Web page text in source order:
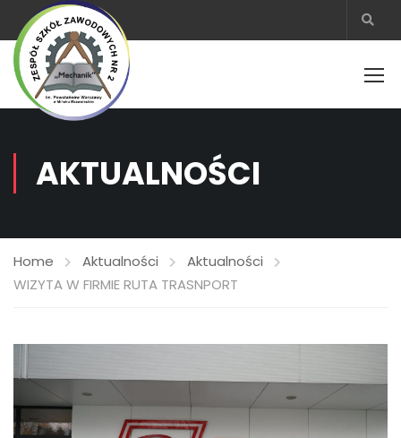
AKTUALNOŚCI
Home Aktualności
Aktualności
WIZYTA W FIRMIE RUTA TRASNPORT